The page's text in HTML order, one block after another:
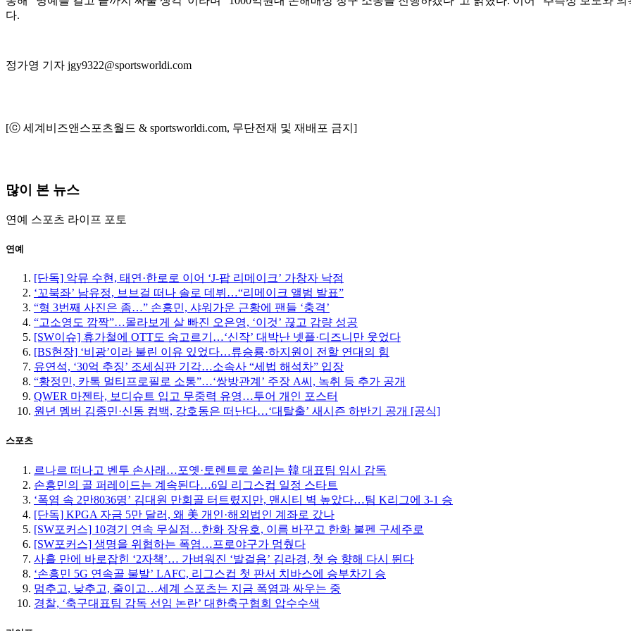
다.
정가영 기자 jgy9322@sportsworldi.com
[ⓒ 세계비즈앤스포츠월드 & sportsworldi.com, 무단전재 및 재배포 금지]
많이 본 뉴스
연예 스포츠 라이프 포토
연예
[단독] 악뮤 수현, 태연·한로로 이어 ‘J-팝 리메이크’ 가창자 낙점
‘꼬북좌’ 남유정, 브브걸 떠나 솔로 데뷔…“리메이크 앨범 발표”
“형 3번째 사진은 좀…” 손흥민, 샤워가운 근황에 팬들 ‘충격’
“고소영도 깜짝”…몰라보게 살 빠진 오은영, ‘이것’ 끊고 감량 성공
[SW이슈] 휴가철에 OTT도 숨고르기…‘신작’ 대박난 넷플·디즈니만 웃었다
[BS현장] ‘비광’이라 불린 이유 있었다…류승룡·하지원이 전할 연대의 힘
유연석, ‘30억 추징’ 조세심판 기각…소속사 “세법 해석차” 입장
“황정민, 카톡 멀티프로필로 소통”…‘쌍방관계’ 주장 A씨, 녹취 등 추가 공개
QWER 마젠타, 보디슈트 입고 무중력 유영…투어 개인 포스터
원년 멤버 김종민·신동 컴백, 강호동은 떠난다…‘대탈출’ 새시즌 하반기 공개 [공식]
스포츠
르나르 떠나고 벤투 손사래…포옛·토렌트로 쏠리는 韓 대표팀 임시 감독
손흥민의 골 퍼레이드는 계속된다…6일 리그스컵 일정 스타트
‘폭염 속 2만8036명’ 김대원 만회골 터트렸지만, 맨시티 벽 높았다…팀 K리그에 3-1 승
[단독] KPGA 자금 5만 달러, 왜 美 개인·해외법인 계좌로 갔나
[SW포커스] 10경기 연속 무실점…한화 장유호, 이름 바꾸고 한화 불펜 구세주로
[SW포커스] 생명을 위협하는 폭염…프로야구가 멈췄다
사흘 만에 바로잡힌 ‘2자책’… 가벼워진 ‘발걸음’ 김라경, 첫 승 향해 다시 뛴다
‘손흥민 5G 연속골 불발’ LAFC, 리그스컵 첫 판서 치바스에 승부차기 승
멈추고, 낮추고, 줄이고…세계 스포츠는 지금 폭염과 싸우는 중
경찰, ‘축구대표팀 감독 선임 논란’ 대한축구협회 압수수색